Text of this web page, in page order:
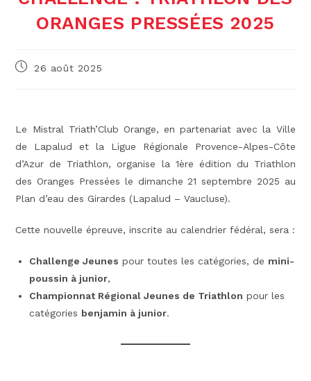
ORANGES PRESSÉES 2025
Publication
26 août 2025
Le Mistral Triath’Club Orange, en partenariat avec la Ville
de Lapalud et la Ligue Régionale Provence-Alpes-Côte
d’Azur de Triathlon, organise la 1ère édition du Triathlon
des Oranges Pressées le dimanche 21 septembre 2025 au
Plan d’eau des Girardes (Lapalud – Vaucluse).
Cette nouvelle épreuve, inscrite au calendrier fédéral, sera :
Challenge Jeunes pour toutes les catégories, de mini-
poussin à junior,
Championnat Régional Jeunes de Triathlon pour les
catégories benjamin à junior.